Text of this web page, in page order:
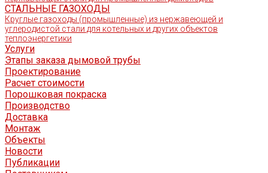
СТАЛЬНЫЕ ГАЗОХОДЫ
Круглые газоходы (промышленные) из нержавеющей и
углеродистой стали для котельных и других объектов
теплоэнергетики
Услуги
Этапы заказа дымовой трубы
Проектирование
Расчет стоимости
Порошковая покраска
Производство
Доставка
Монтаж
Объекты
Новости
Публикации